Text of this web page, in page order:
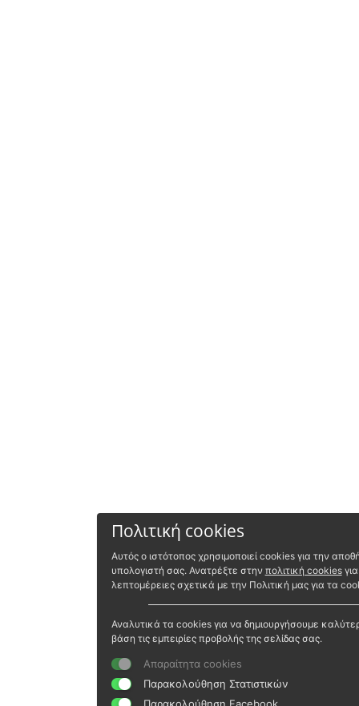
Πολιτική cookies
Αυτός ο ιστότοπος χρησιμοποιεί cookies για την
υπολογιστή σας. Ανατρέξτε στην πολιτική cookies
λεπτομέρειες σχετικά με την Πολιτική μας για τα
Αναλυτικά τα cookies για να δημιουργήσουμε
βάση τις εμπειρίες προβολής της σελίδας σας.
Απαραίτητα cookies
Παρακολούθηση Στατιστικών